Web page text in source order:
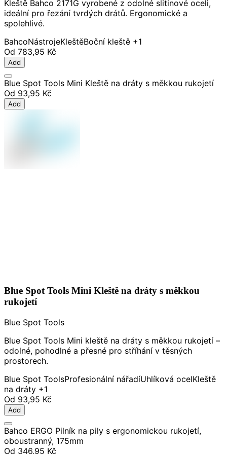
Kleště Bahco 2171G vyrobené z odolné slitinové oceli,
ideální pro řezání tvrdých drátů. Ergonomické a
spolehlivé.
BahcoNástrojeKleštěBoční kleště +1
Od 783,95 Kč
Add
Blue Spot Tools Mini Kleště na dráty s měkkou rukojetí
Od 93,95 Kč
Add
Blue Spot Tools Mini Kleště na dráty s měkkou
rukojetí
Blue Spot Tools
Blue Spot Tools Mini kleště na dráty s měkkou rukojetí –
odolné, pohodlné a přesné pro stříhání v těsných
prostorech.
Blue Spot ToolsProfesionální nářadíUhlíková ocelKleště
na dráty +1
Od 93,95 Kč
Add
Bahco ERGO Pilník na pily s ergonomickou rukojetí,
oboustranný, 175mm
Od 346,95 Kč